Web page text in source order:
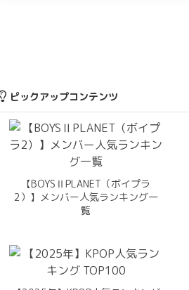
ピックアップコンテンツ
【BOYSⅡPLANET（ボイプラ
2）】メンバー人気ランキング一
覧